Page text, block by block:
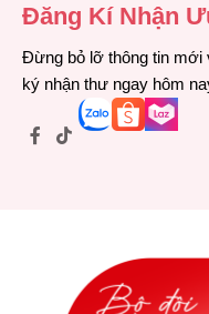
Đăng Kí Nhận
Đừng bỏ lỡ thông tin mới
ký nhận thư ngay hôm